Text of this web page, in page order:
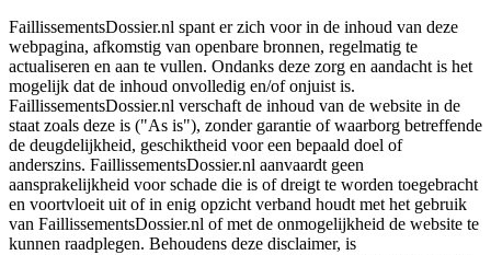
FaillissementsDossier.nl spant er zich voor in de inhoud van deze
webpagina, afkomstig van openbare bronnen, regelmatig te
actualiseren en aan te vullen. Ondanks deze zorg en aandacht is het
mogelijk dat de inhoud onvolledig en/of onjuist is.
FaillissementsDossier.nl verschaft de inhoud van de website in de
staat zoals deze is ("As is"), zonder garantie of waarborg betreffende
de deugdelijkheid, geschiktheid voor een bepaald doel of
anderszins. FaillissementsDossier.nl aanvaardt geen
aansprakelijkheid voor schade die is of dreigt te worden toegebracht
en voortvloeit uit of in enig opzicht verband houdt met het gebruik
van FaillissementsDossier.nl of met de onmogelijkheid de website te
kunnen raadplegen. Behoudens deze disclaimer, is